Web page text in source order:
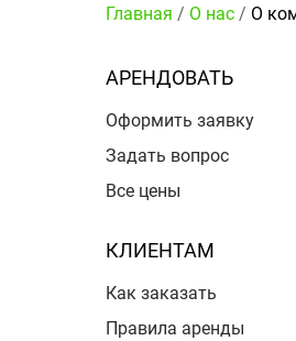
Главная / О нас/ О
АРЕНДОВАТЬ
Оформить заявку
Задать вопрос
Все цены
КЛИЕНТАМ
Как заказать
Правила аренды